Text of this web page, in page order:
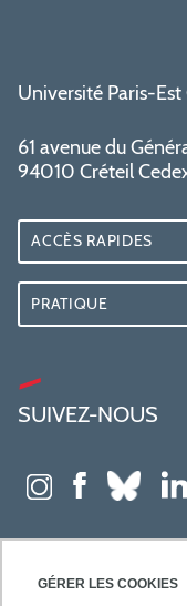
GÉRER LES COOKIES
Université Paris-Est
61 avenue du
94010 Créteil
ACCÈS RAPIDES
PRATIQUE
SUIVEZ-NOUS